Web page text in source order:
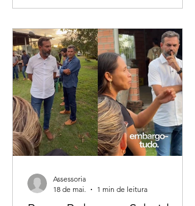
pela “paternidade” da retirada do
interesse da Fundação Nacional dos
Povos Indígenas (Funai) sobre glebas
federais em Rondônia ganhou novos
capítulos após produtores rurais e
lideranças de Nova Mamoré
relembrarem que o vereador André do
Sindicato já tratava